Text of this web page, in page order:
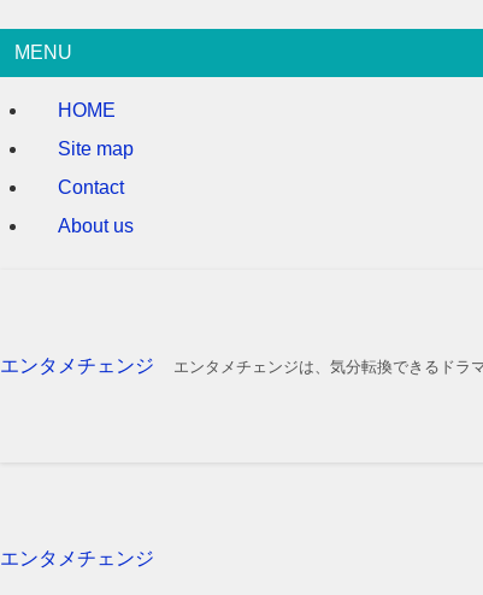
MENU
HOME
Site map
Contact
About us
エンタメチェンジ エンタメチェンジは、気分転換できるドラ
エンタメチェンジ